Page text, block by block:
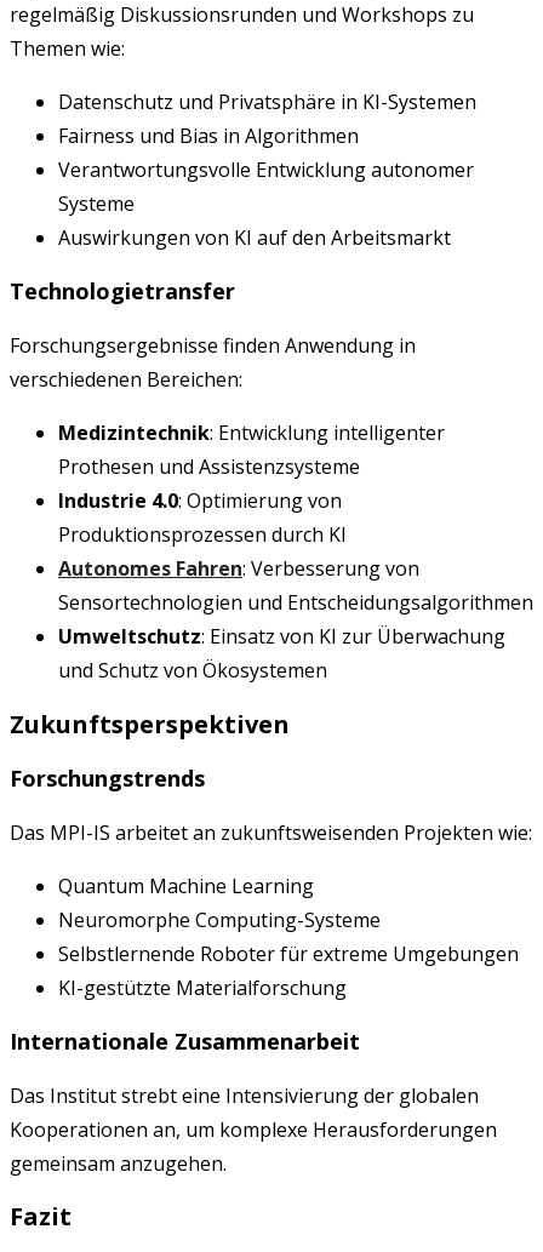
regelmäßig Diskussionsrunden und Workshops zu
Themen wie:
Datenschutz und Privatsphäre in KI-Systemen
Fairness und Bias in Algorithmen
Verantwortungsvolle Entwicklung autonomer
Systeme
Auswirkungen von KI auf den Arbeitsmarkt
Technologietransfer
Forschungsergebnisse finden Anwendung in
verschiedenen Bereichen:
Medizintechnik: Entwicklung intelligenter
Prothesen und Assistenzsysteme
Industrie 4.0: Optimierung von
Produktionsprozessen durch KI
Autonomes Fahren: Verbesserung von
Sensortechnologien und Entscheidungsalgorithmen
Umweltschutz: Einsatz von KI zur Überwachung
und Schutz von Ökosystemen
Zukunftsperspektiven
Forschungstrends
Das MPI-IS arbeitet an zukunftsweisenden Projekten wie:
Quantum Machine Learning
Neuromorphe Computing-Systeme
Selbstlernende Roboter für extreme Umgebungen
KI-gestützte Materialforschung
Internationale Zusammenarbeit
Das Institut strebt eine Intensivierung der globalen
Kooperationen an, um komplexe Herausforderungen
gemeinsam anzugehen.
Fazit